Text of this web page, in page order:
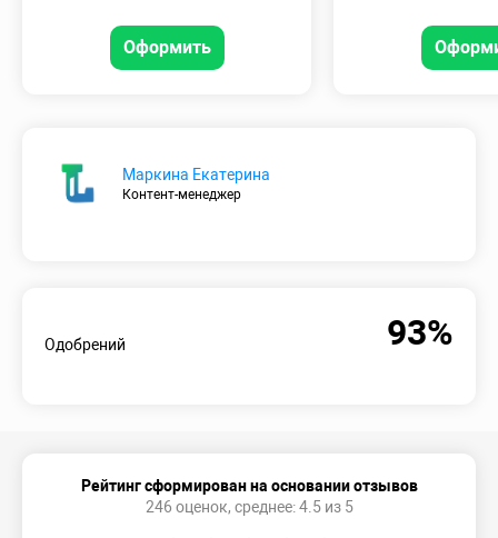
Оформить
Маркина Екатерина
Контент-менеджер
Одобрений 93%
Рейтинг сформирован на основании отзывов
246 оценок, среднее: 4.5 из 5